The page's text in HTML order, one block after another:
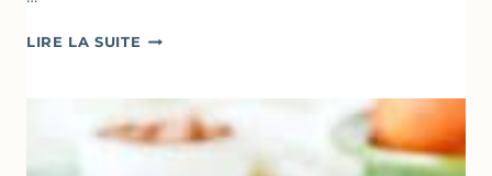
LIRE LA SUITE CAKE
COURGETTE,
HUILE
D’OLIVE